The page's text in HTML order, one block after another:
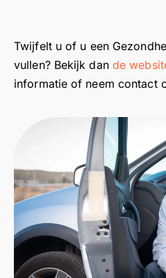
Twijfelt u of u een
vullen? Bekijk dan de
informatie of neem contact